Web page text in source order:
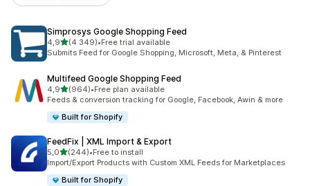
Simprosys Google Shopping Feed
4,9na 5 gwiazdek
(4 349)
Łączna liczba recenzji: 4349
•Free trial available
Submits Feed for Google Shopping, Microsoft, Meta, & Pinterest
Multifeed Google Shopping Feed
4,9na 5 gwiazdek
(964)
Łączna liczba recenzji: 964
•Free plan available
Feeds & conversion tracking for Google, Facebook, Awin & more
Built for Shopify
FeedFix | XML Import & Export
5,0na 5 gwiazdek
(244)
Łączna liczba recenzji: 244
•Free to install
Import/Export Products with Custom XML Feeds for Marketplaces
Built for Shopify